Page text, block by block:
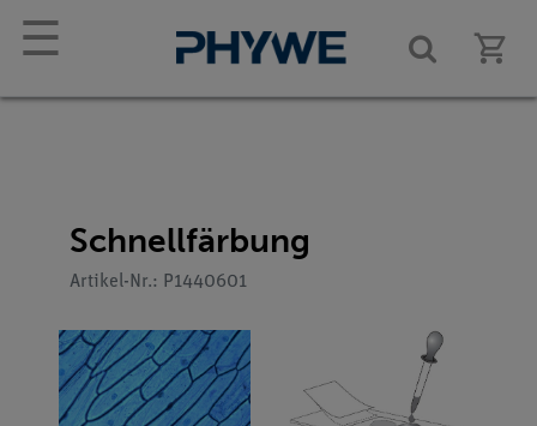
☰
Schnellfärbung
Artikel-Nr.: P1440601